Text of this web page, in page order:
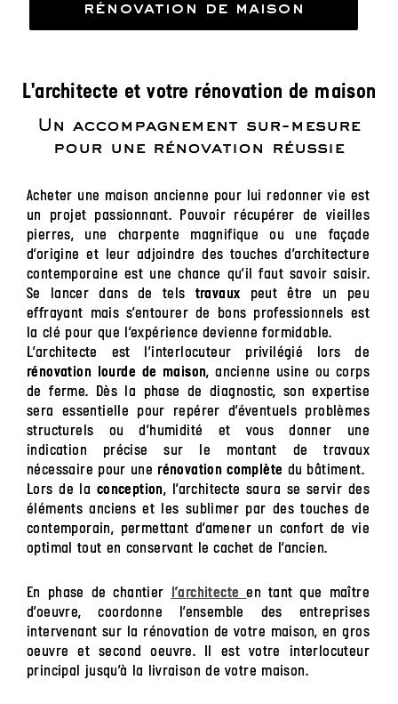
rénovation de maison
L'architecte et votre rénovation de maison
Un accompagnement sur-mesure
pour une rénovation réussie
Acheter une maison ancienne pour lui redonner vie est
un projet passionnant. Pouvoir récupérer de vieilles
pierres, une charpente magnifique ou une façade
d’origine et leur adjoindre des touches d’architecture
contemporaine est une chance qu’il faut savoir saisir.
Se lancer dans de tels travaux peut être un peu
effrayant mais s’entourer de bons professionnels est
la clé pour que l’expérience devienne formidable.
L’architecte est l’interlocuteur privilégié lors de
rénovation lourde de maison, ancienne usine ou corps
de ferme. Dès la phase de diagnostic, son expertise
sera essentielle pour repérer d’éventuels problèmes
structurels ou d’humidité et vous donner une
indication précise sur le montant de travaux
nécessaire pour une rénovation complète du bâtiment.
Lors de la conception, l’architecte saura se servir des
éléments anciens et les sublimer par des touches de
contemporain, permettant d’amener un confort de vie
optimal tout en conservant le cachet de l’ancien.
En phase de chantier l’architecteen tant que maître
d’oeuvre, coordonne l’ensemble des entreprises
intervenant sur la rénovation de votre maison, en gros
oeuvre et second oeuvre. Il est votre interlocuteur
principal jusqu’à la livraison de votre maison.